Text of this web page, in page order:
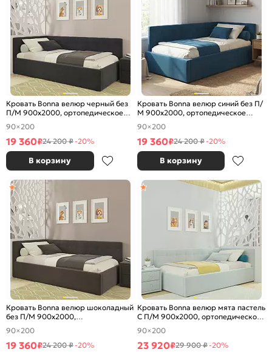
Кровать Bonna велюр черный без
П/М 900x2000, ортопедическое
основание, изголовье мягкое
90×200
19 360₽24 200 ₽-20%
В корзину
Кровать Bonna велюр синий без П/
М 900x2000, ортопедическое
основание, изголовье мягкое
90×200
19 360₽24 200 ₽-20%
В корзину
Кровать Bonna велюр шоколадный
без П/М 900x2000,
ортопедическое основание,
изголовье мягкое
90×200
19 360₽24 200 ₽-20%
Кровать Bonna велюр мята пастель
С П/М 900x2000, ортопедическое
основание, изголовье мягкое
90×200
23 920₽29 900 ₽-20%